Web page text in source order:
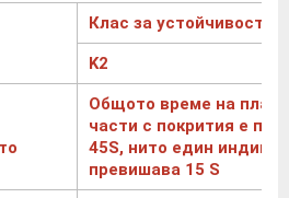
Клас за устойчивост
K2
Общото време на
части с покрития е по-
45S, нито един
превишава 15 S